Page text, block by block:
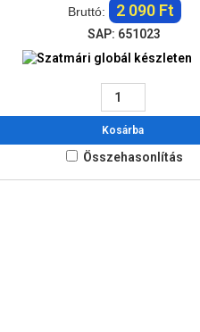
Bruttó: 2 090 Ft
SAP: 651023
Kosárba
Összehasonlítás